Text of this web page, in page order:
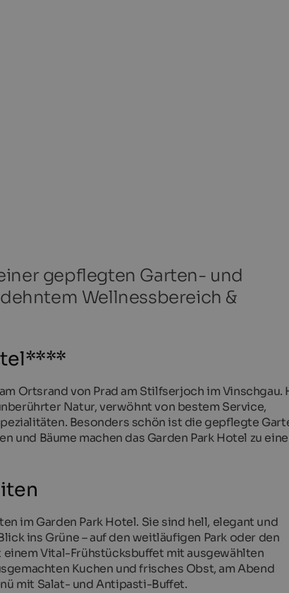
gepflegten Garten- und
Wellnessbereich &
Ortsrand von Prad am Stilfserjoch im Vinschgau.
Natur, verwöhnt von bestem Service,
Besonders schön ist die gepflegte
und Bäume machen das Garden Park Hotel zu
im Garden Park Hotel. Sie sind hell, elegant und
ins Grüne – auf den weitläufigen Park oder den
Vital-Frühstücksbuffet mit ausgewählten
Kuchen und frisches Obst, am Abend
mit Salat- und Antipasti-Buffet.